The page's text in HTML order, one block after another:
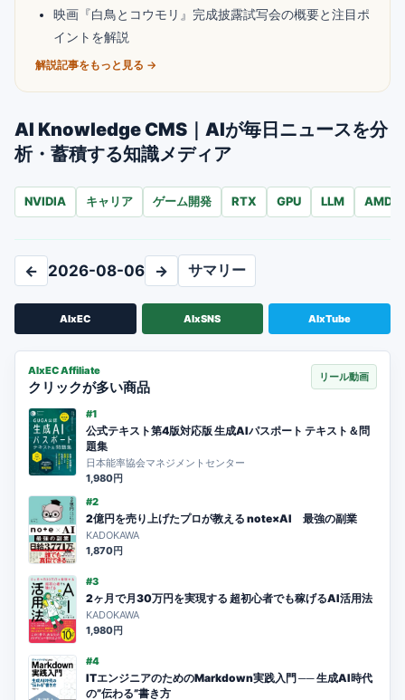
映画『白鳥とコウモリ』完成披露試写会の概要と注目ポ
イントを解説
解説記事をもっと見る →
AI Knowledge CMS｜AIが毎日ニュースを分
析・蓄積する知識メディア
NVIDIA キャリア ゲーム開発 RTX GPU LLM AMD
← 2026-08-06 → サマリー
AIxEC AIxSNS AIxTube
AIxEC Affiliate
クリックが多い商品
リール動画
#1
公式テキスト第4版対応版 生成AIパスポート テキスト＆問
題集
日本能率協会マネジメントセンター
1,980円
#2
2億円を売り上げたプロが教える note×AI 最強の副業
KADOKAWA
1,870円
#3
2ヶ月で月30万円を実現する 超初心者でも稼げるAI活用法
KADOKAWA
1,980円
#4
ITエンジニアのためのMarkdown実践入門 ── 生成AI時代
の”伝わる”書き方